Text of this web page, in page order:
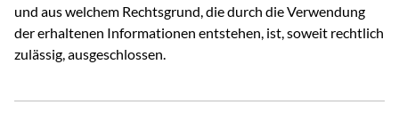
und aus welchem Rechtsgrund, die durch die Verwendung
der erhaltenen Informationen entstehen, ist, soweit rechtlich
zulässig, ausgeschlossen.